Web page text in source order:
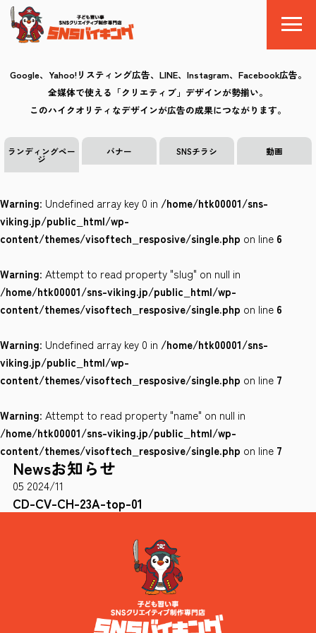
SNSバイキングとは
料金
制作の流れ
クリエイティブ
お気に入り
会社案内
サイトポリシー
0120-78-8169
［受付時間］ 9：00～18：00 ※土・日・祝祭日・年末年始は除く
お問い合わせはこちら
Google、Yahoo!リスティング広告、LINE、Instagram、Facebook広告。
全媒体で使える「クリエティブ」デザインが勢揃い。
このハイクオリティなデザインが広告の成果につながります。
ランディングペー
ジ
バナー SNSチラシ 動画
Warning: Undefined array key 0 in /home/htk00001/sns-
viking.jp/public_html/wp-
content/themes/visoftech_resposive/single.php on line 6
Warning: Attempt to read property "slug" on null in
/home/htk00001/sns-viking.jp/public_html/wp-
content/themes/visoftech_resposive/single.php on line 6
Warning: Undefined array key 0 in /home/htk00001/sns-
viking.jp/public_html/wp-
content/themes/visoftech_resposive/single.php on line 7
Warning: Attempt to read property "name" on null in
/home/htk00001/sns-viking.jp/public_html/wp-
content/themes/visoftech_resposive/single.php on line 7
Newsお知らせ
05 2024/11
CD-CV-CH-23A-top-01